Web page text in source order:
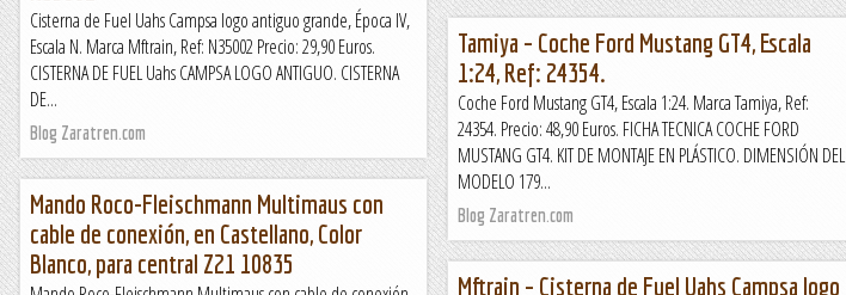
Cisterna de Fuel Uahs Campsa logo antiguo grande, Época IV,
Escala N. Marca Mftrain, Ref: N35002 Precio: 29,90 Euros.
CISTERNA DE FUEL Uahs CAMPSA LOGO ANTIGUO. CISTERNA
DE...
Blog Zaratren.com
Tamiya – Coche Ford Mustang GT4, Escala
1:24, Ref: 24354.
Coche Ford Mustang GT4, Escala 1:24. Marca Tamiya, Ref:
24354. Precio: 48,90 Euros. FICHA TECNICA COCHE FORD
MUSTANG GT4. KIT DE MONTAJE EN PLÁSTICO. DIMENSIÓN DEL
MODELO 179...
Blog Zaratren.com
Mando Roco-Fleischmann Multimaus con
cable de conexión, en Castellano, Color
Blanco, para central Z21 10835
Mftrain – Cisterna de Fuel Uahs Campsa logo